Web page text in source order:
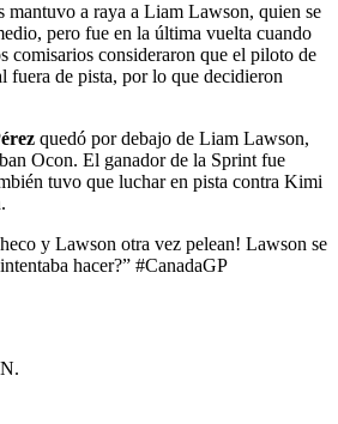
mantuvo a raya a Liam Lawson, quien se
pero fue en la última vuelta cuando
comisarios consideraron que el piloto de
fuera de pista, por lo que decidieron
quedó por debajo de Liam Lawson,
Ocon. El ganador de la Sprint fue
tuvo que luchar en pista contra Kimi
y Lawson otra vez pelean! Lawson se
hacer?” #CanadaGP